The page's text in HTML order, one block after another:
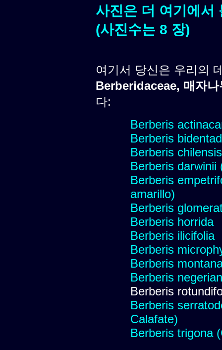
사진은 더 여기에서
(사진수는 8 장)
여기서 당신은 우리의
Berberidaceae, 매자나
다:
Berberis
Berberis
Berberis
Berberis
Berberis
amarillo)
Berberis
Berberis horrida
Berberis ilicifolia
Berberis
Berberis
Berberis
Berberis
Berberis
Calafate)
Berberis trigona